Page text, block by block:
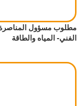
مطلوب مسؤول
الفني- المياه والطاقة